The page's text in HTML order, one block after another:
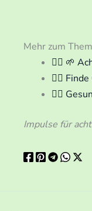
Mehr zum
🧘‍♀️ 🌱
🧘‍♀️
🧘‍♀️
Impulse für